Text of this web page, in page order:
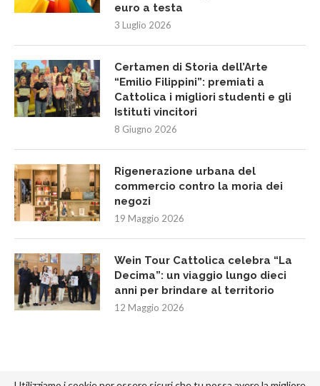
euro a testa
3 Luglio 2026
Certamen di Storia dell’Arte
“Emilio Filippini”: premiati a
Cattolica i migliori studenti e gli
Istituti vincitori
8 Giugno 2026
Rigenerazione urbana del
commercio contro la moria dei
negozi
19 Maggio 2026
Wein Tour Cattolica celebra “La
Decima”: un viaggio lungo dieci
anni per brindare al territorio
12 Maggio 2026